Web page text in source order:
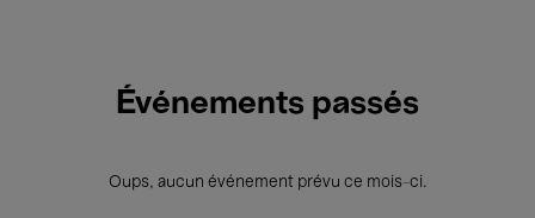
Événements passés
Oups, aucun événement prévu ce mois-ci.